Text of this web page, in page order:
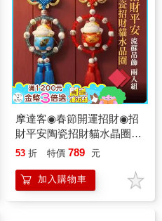
摩達客◉春節開運招財◉招
財平安陶瓷招財貓水晶圈流
蘇吊飾_兩入組
53 折 特價 789 元
加入購物車